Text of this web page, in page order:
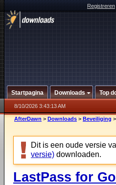
Registreren
Startpagina Downloads Top
8/10/2026 3:43:13 AM
AfterDawn > Downloads > Beveiliging >
Dit is een oude versie
versie) downloaden.
LastPass for